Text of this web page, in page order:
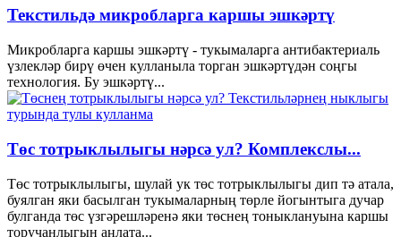
Текстильдә микробларга каршы эшкәртү
Микробларга каршы эшкәртү - тукымаларга антибактериаль
үзлекләр бирү өчен кулланыла торган эшкәртүдән соңгы
технология. Бу эшкәртү...
Төс тотрыклылыгы нәрсә ул? Комплекслы...
Төс тотрыклылыгы, шулай ук ​​төс тотрыклылыгы дип тә атала,
буялган яки басылган тукымаларның төрле йогынтыга дучар
булганда төс үзгәрешләренә яки төснең тоныклануына каршы
торучанлыгын аңлата...